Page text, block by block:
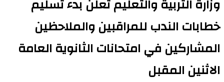
وزارة التربية والتعليم تعلن بدء تسليم
خطابات الندب للمراقبين والملاحظين
المشاركين في امتحانات الثانوية العامة
الاثنين المقبل